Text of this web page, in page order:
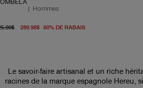
| Hommes
prix d'origine 725.00$
289.98$ 60% DE RABAISprix actuel
Le savoir-faire artisanal et un riche
racines de la marque espagnole Hereu,